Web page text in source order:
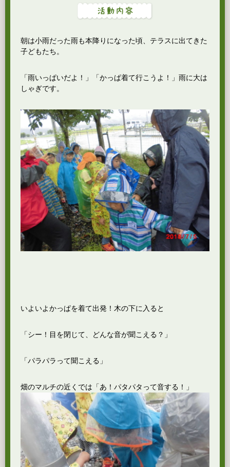
朝は小雨だった雨も本降りになった頃、テラスに出てきた
子どもたち。
「雨いっぱいだよ！」「かっぱ着て行こうよ！」雨に大は
しゃぎです。
いよいよかっぱを着て出発！木の下に入ると
「シー！目を閉じて、どんな音が聞こえる？」
「パラパラって聞こえる」
畑のマルチの近くでは「あ！パタパタって音する！」